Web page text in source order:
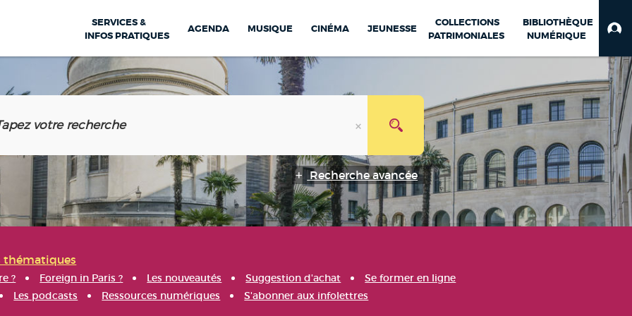
SERVICES &
INFOS PRATIQUES
AGENDA MUSIQUE CINÉMA JEUNESSE
COLLECTIONS
PATRIMONIALES
BIBLIOTHÈQUE
NUMÉRIQUE
Recherche avancée
thématiques
? Foreign in Paris ? Les nouveautés Suggestion d'achat
Se former en ligne
Les podcasts Ressources numériques S'abonner aux infolettres